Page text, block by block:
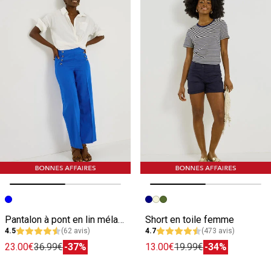
Image précédente
Image suivante
Pantalon à pont en lin mélangé femme
4.5 (62 avis)
23.00€36.99€-37%
Image précédente
Image suivante
Short en toile femme
4.7 (473 avis)
13.00€19.99€-34%